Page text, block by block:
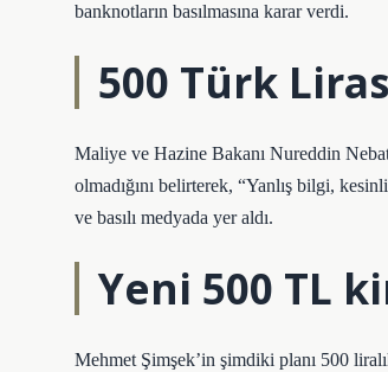
banknotların basılmasına karar verdi.
500 Türk
Maliye ve Hazine Bakanı Nureddin
olmadığını belirterek, “Yanlış bilgi,
ve basılı medyada yer aldı.
Yeni 500 TL
Mehmet Şimşek’in şimdiki planı 500